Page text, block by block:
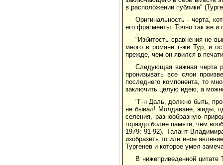
в расположении публики"
Оригинальность - черта,
его фрагменты. Точно так же и
"Избитость сравнения не
много в романе г-жи Тур, и
прежде, чем он явился в
Следующая важная черта
пронизывать все слои
последнего компонента, то
заключить целую идею, а
"Г-н Даль, должно быть,
не бывал! Молдаване, жиды,
селения, разнообразную
гораздо более памяти, чем
1979: 91-92). Талант
изобразить то или иное
Тургенев и которое умел
В нижеприведенной цитате